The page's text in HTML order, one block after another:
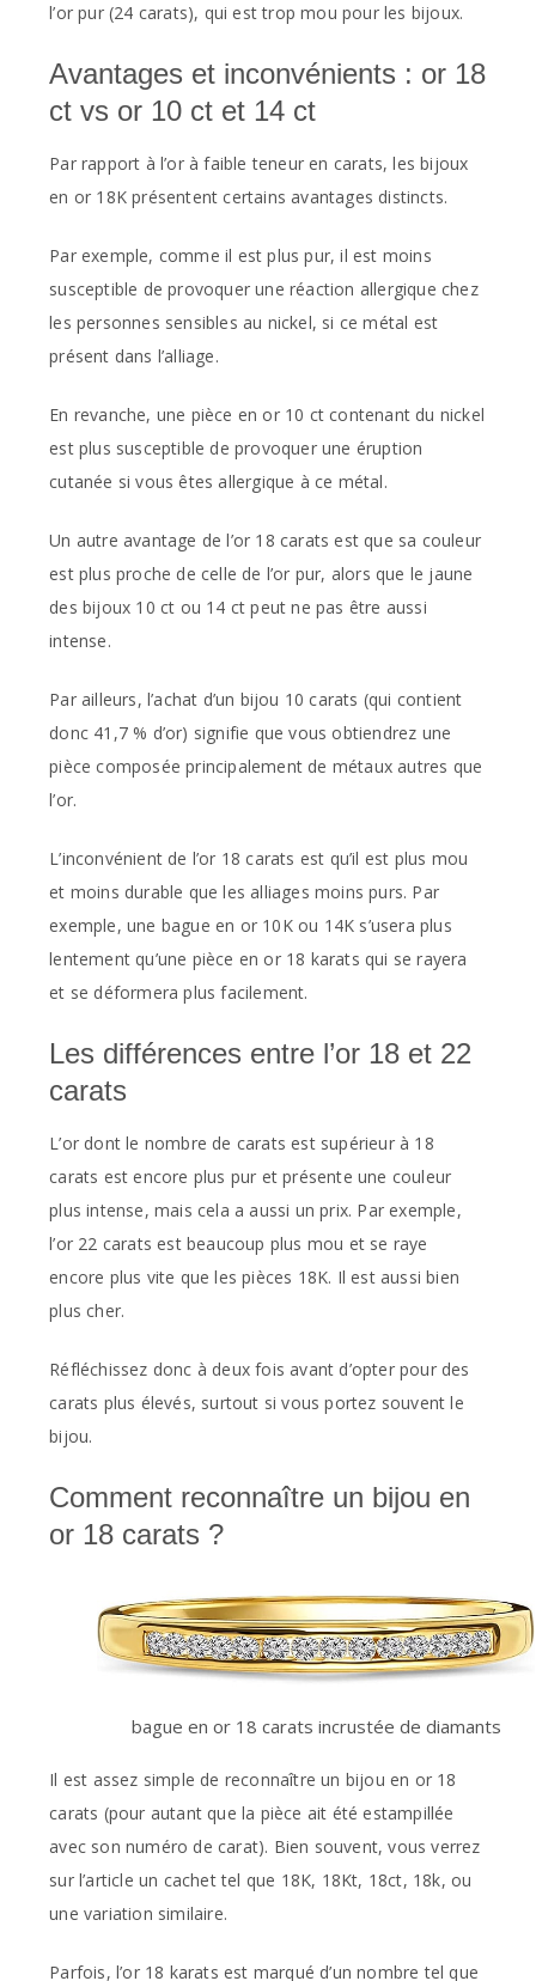
l’or pur (24 carats), qui est trop mou pour les bijoux.
Avantages et inconvénients : or 18
ct vs or 10 ct et 14 ct
Par rapport à l’or à faible teneur en carats, les bijoux
en or 18K présentent certains avantages distincts.
Par exemple, comme il est plus pur, il est moins
susceptible de provoquer une réaction allergique chez
les personnes sensibles au nickel, si ce métal est
présent dans l’alliage.
En revanche, une pièce en or 10 ct contenant du nickel
est plus susceptible de provoquer une éruption
cutanée si vous êtes allergique à ce métal.
Un autre avantage de l’or 18 carats est que sa couleur
est plus proche de celle de l’or pur, alors que le jaune
des bijoux 10 ct ou 14 ct peut ne pas être aussi
intense.
Par ailleurs, l’achat d’un bijou 10 carats (qui contient
donc 41,7 % d’or) signifie que vous obtiendrez une
pièce composée principalement de métaux autres que
l’or.
L’inconvénient de l’or 18 carats est qu’il est plus mou
et moins durable que les alliages moins purs. Par
exemple, une bague en or 10K ou 14K s’usera plus
lentement qu’une pièce en or 18 karats qui se rayera
et se déformera plus facilement.
Les différences entre l’or 18 et 22
carats
L’or dont le nombre de carats est supérieur à 18
carats est encore plus pur et présente une couleur
plus intense, mais cela a aussi un prix. Par exemple,
l’or 22 carats est beaucoup plus mou et se raye
encore plus vite que les pièces 18K. Il est aussi bien
plus cher.
Réfléchissez donc à deux fois avant d’opter pour des
carats plus élevés, surtout si vous portez souvent le
bijou.
Comment reconnaître un bijou en
or 18 carats ?
bague en or 18 carats incrustée de diamants
Il est assez simple de reconnaître un bijou en or 18
carats (pour autant que la pièce ait été estampillée
avec son numéro de carat). Bien souvent, vous verrez
sur l’article un cachet tel que 18K, 18Kt, 18ct, 18k, ou
une variation similaire.
Parfois, l’or 18 karats est marqué d’un nombre tel que